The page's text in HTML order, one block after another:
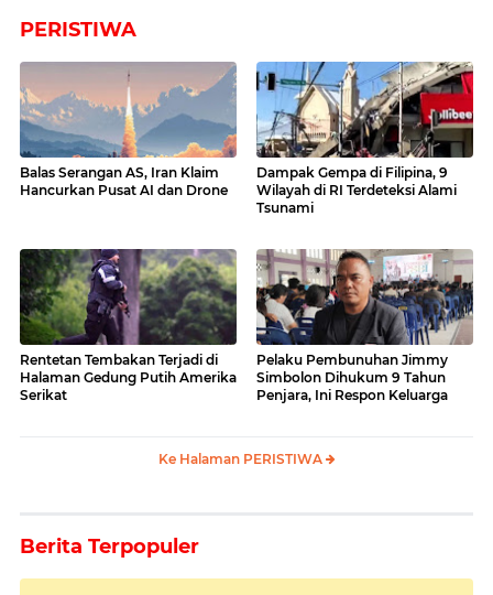
PERISTIWA
Balas Serangan AS, Iran Klaim
Hancurkan Pusat AI dan Drone
Dampak Gempa di Filipina, 9
Wilayah di RI Terdeteksi Alami
Tsunami
Rentetan Tembakan Terjadi di
Halaman Gedung Putih Amerika
Serikat
Pelaku Pembunuhan Jimmy
Simbolon Dihukum 9 Tahun
Penjara, Ini Respon Keluarga
Ke Halaman PERISTIWA
Berita Terpopuler